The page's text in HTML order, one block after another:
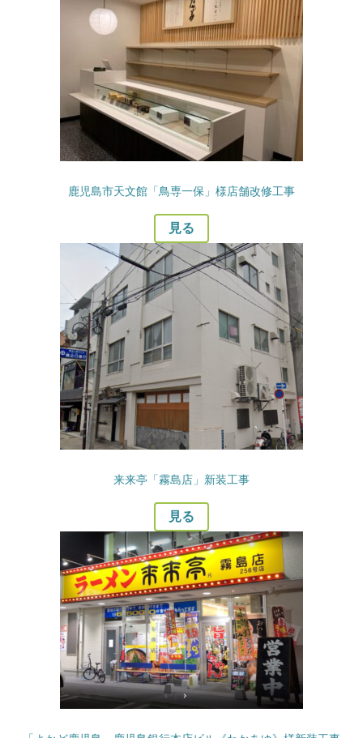
鹿児島市天文館「鳥専一保」様店舗改修工事
見る
来来亭「霧島店」新装工事
見る